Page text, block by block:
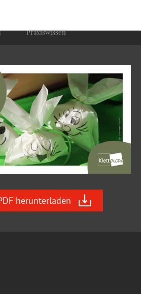
Praxis­wissen
herunterladen